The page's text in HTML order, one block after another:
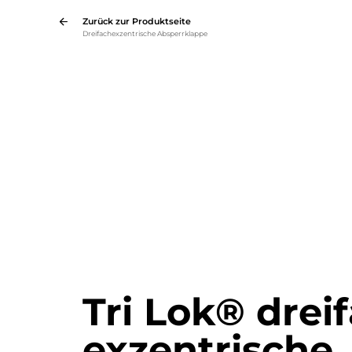
Zurück zur Produktseite
Dreifachexzentrische Absperrklappe
Tri Lok®